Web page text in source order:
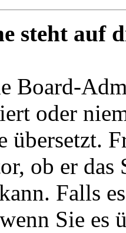
steht auf
Board-
oder
übersetzt.
ob er das
Falls
Sie es